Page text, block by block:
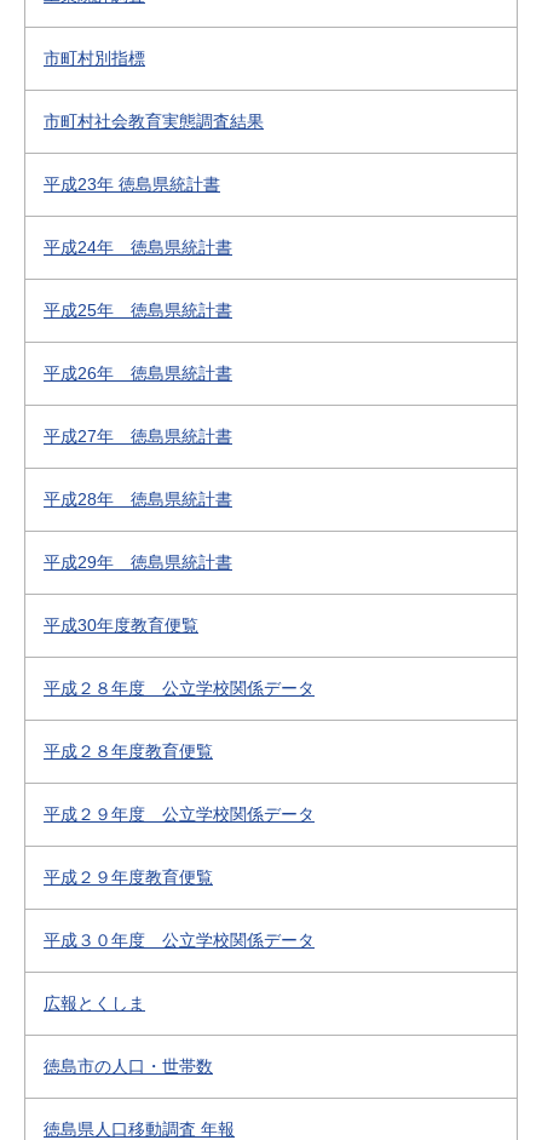
市町村別指標
市町村社会教育実態調査結果
平成23年 徳島県統計書
平成24年 徳島県統計書
平成25年 徳島県統計書
平成26年 徳島県統計書
平成27年 徳島県統計書
平成28年 徳島県統計書
平成29年 徳島県統計書
平成30年度教育便覧
平成２８年度 公立学校関係データ
平成２８年度教育便覧
平成２９年度 公立学校関係データ
平成２９年度教育便覧
平成３０年度 公立学校関係データ
広報とくしま
徳島市の人口・世帯数
徳島県人口移動調査 年報